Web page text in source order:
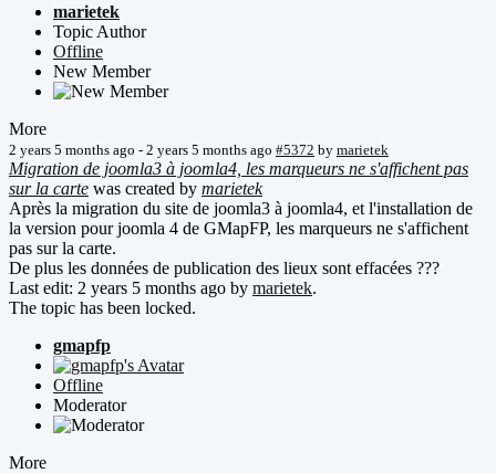
marietek
Topic Author
Offline
New Member
More
2 years 5 months ago - 2 years 5 months ago #5372 by marietek
Migration de joomla3 à joomla4, les marqueurs ne s'affichent pas
sur la carte was created by marietek
Après la migration du site de joomla3 à joomla4, et l'installation de
la version pour joomla 4 de GMapFP, les marqueurs ne s'affichent
pas sur la carte.
De plus les données de publication des lieux sont effacées ???
Last edit: 2 years 5 months ago by marietek.
The topic has been locked.
gmapfp
Offline
Moderator
More